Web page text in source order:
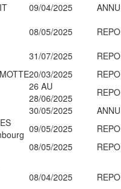
09/04/2025
08/05/2025
31/07/2025
20/03/2025
26 AU
28/06/2025
30/05/2025
09/05/2025
08/05/2025
08/04/2025